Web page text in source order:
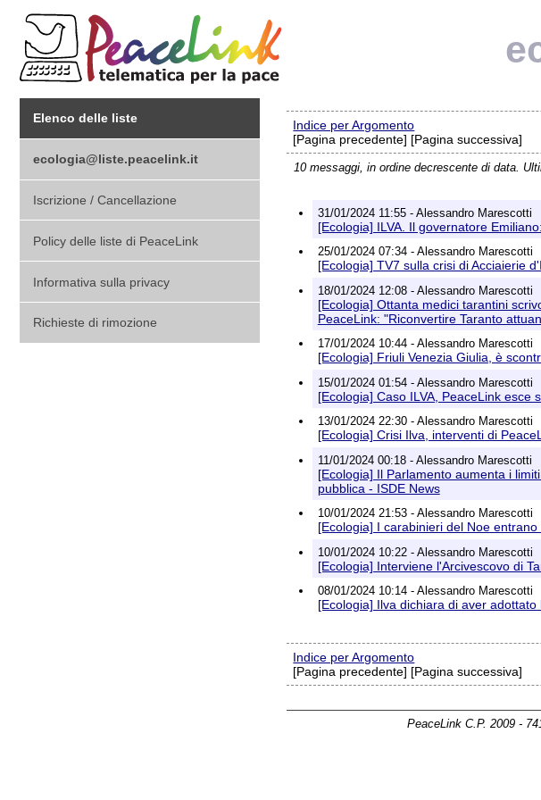
Elenco delle liste
ecologia@liste.peacelink.it
Iscrizione / Cancellazione
Policy delle liste di PeaceLink
Informativa sulla privacy
Richieste di rimozione
Indice per Argomento
[Pagina precedente] [Pagina successiva]
10 messaggi, in ordine decrescente di data.
31/01/2024 11:55 - Alessandro Marescotti
[Ecologia] ILVA. Il governatore
25/01/2024 07:34 - Alessandro Marescotti
[Ecologia] TV7 sulla crisi di Acciaierie
18/01/2024 12:08 - Alessandro Marescotti
[Ecologia] Ottanta medici tarantini
PeaceLink: "Riconvertire Taranto
17/01/2024 10:44 - Alessandro Marescotti
[Ecologia] Friuli Venezia Giulia, è
15/01/2024 01:54 - Alessandro Marescotti
[Ecologia] Caso ILVA, PeaceLink esce
13/01/2024 22:30 - Alessandro Marescotti
[Ecologia] Crisi Ilva, interventi di
11/01/2024 00:18 - Alessandro Marescotti
[Ecologia] Il Parlamento aumenta i
pubblica - ISDE News
10/01/2024 21:53 - Alessandro Marescotti
[Ecologia] I carabinieri del Noe
10/01/2024 10:22 - Alessandro Marescotti
[Ecologia] Interviene l'Arcivescovo di
08/01/2024 10:14 - Alessandro Marescotti
[Ecologia] Ilva dichiara di aver
Indice per Argomento
[Pagina precedente] [Pagina successiva]
PeaceLink C.P. 2009 -